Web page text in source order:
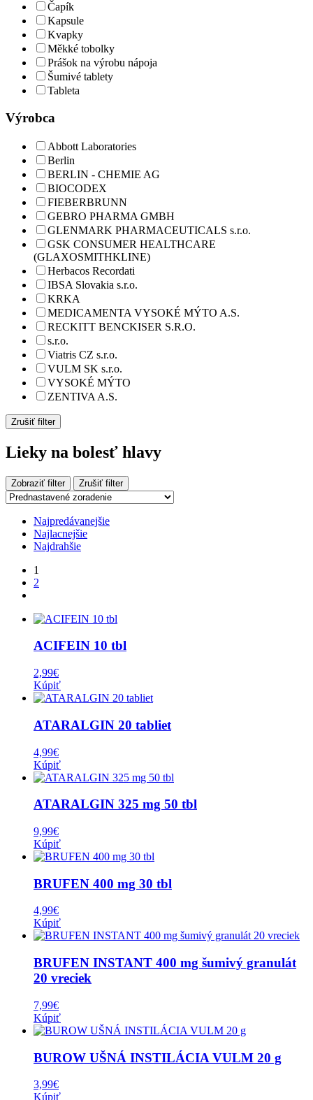
Čapík
Kapsule
Kvapky
Měkké tobolky
Prášok na výrobu nápoja
Šumivé tablety
Tableta
Výrobca
Abbott Laboratories
Berlin
BERLIN - CHEMIE AG
BIOCODEX
FIEBERBRUNN
GEBRO PHARMA GMBH
GLENMARK PHARMACEUTICALS s.r.o.
GSK CONSUMER HEALTHCARE
(GLAXOSMITHKLINE)
Herbacos Recordati
IBSA Slovakia s.r.o.
KRKA
MEDICAMENTA VYSOKÉ MÝTO A.S.
RECKITT BENCKISER S.R.O.
s.r.o.
Viatris CZ s.r.o.
VULM SK s.r.o.
VYSOKÉ MÝTO
ZENTIVA A.S.
Zrušiť filter
Lieky na bolesť hlavy
Zobraziť filter Zrušiť filter
Najpredávanejšie
Najlacnejšie
Najdrahšie
1
2
ACIFEIN 10 tbl
2,99€
Kúpiť
ATARALGIN 20 tabliet
4,99€
Kúpiť
ATARALGIN 325 mg 50 tbl
9,99€
Kúpiť
BRUFEN 400 mg 30 tbl
4,99€
Kúpiť
BRUFEN INSTANT 400 mg šumivý granulát
20 vreciek
7,99€
Kúpiť
BUROW UŠNÁ INSTILÁCIA VULM 20 g
3,99€
Kúpiť